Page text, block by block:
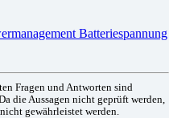
Batteriespannung
Fragen und Antworten sind
die Aussagen nicht geprüft werden,
gewährleistet werden.